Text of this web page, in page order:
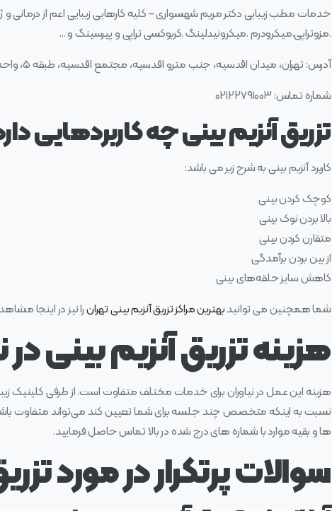
خدمات مطب زیبایی دکتر مریم شهسواری – کلیه کارهایی زیبایی اعم از درمانی
.مزوتراپی.میکرودرم .میکرونیدلینگ .کربوکسی تراپی و پیرسینگ و …
آدرس: تهران، میدان اقدسیه، جنب مترو اقدسیه، مجتمع اقدسیه، طبقه ۵، واحد ۲
شماره تماس: ۰۲۱۲۲۷۹۱۰۰۳
تزریق آنزیم بینی چه کاربردهایی
کاربرد آنزیم بینی به شرح زیر می باشد:
کوچک کردن بینی
بالا بردن نوک بینی
متقارن کردن بینی
از بین بردن برآمدگی
کاهش سایز حلقه‌های بینی
شما همچنین می توانیدبهترین مراکز تزریق آنزیم بینی تهرانرا نیز در اینجا
هزینه تزریق آنزیم بینی
هزینه این عمل در نیاوران برای خدمات مختلف متفاوت است. از طرفی کلینیک
نسبت به اینکه متخصص چند جلسه برای شما تعیین کند می‌تواند متفاوت باشد.
ها و بقیه موارد با شماره های درج شده در بالا تماس حاصل فرمایید.
سوالات پرتکرار در مورد